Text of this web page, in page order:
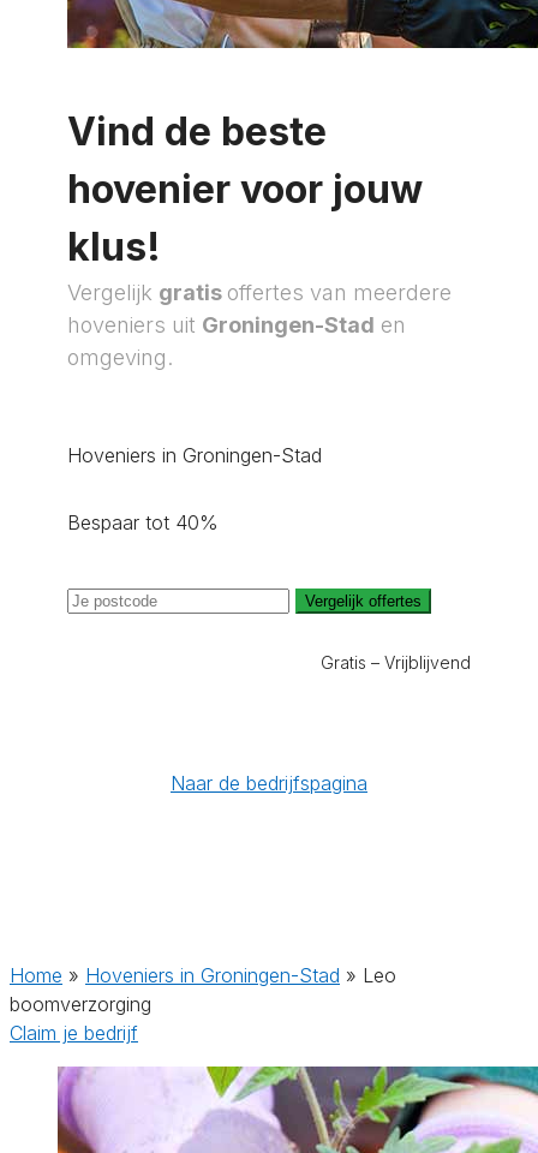
Vind de beste
hovenier voor jouw
klus!
Vergelijk gratis offertes van meerdere
hoveniers uit Groningen-Stad en
omgeving.
Hoveniers in Groningen-Stad
Bespaar tot 40%
Vergelijk offertes
Gratis – Vrijblijvend
Naar de bedrijfspagina
Home » Hoveniers in Groningen-Stad » Leo
boomverzorging
Claim je bedrijf